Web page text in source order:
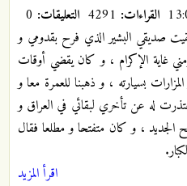
القراءات: التعليقات:
صديقي البشير الذي فرح بقدومي و
غاية الإكرام ، و كان يقضي أوقات
بسيارته ، و ذهبنا للعمرة معا و
له عن تأخري لبقائي في العراق و
الجديد ، و كان متفتحا و مطلعا فقال
اقرأ المزيد